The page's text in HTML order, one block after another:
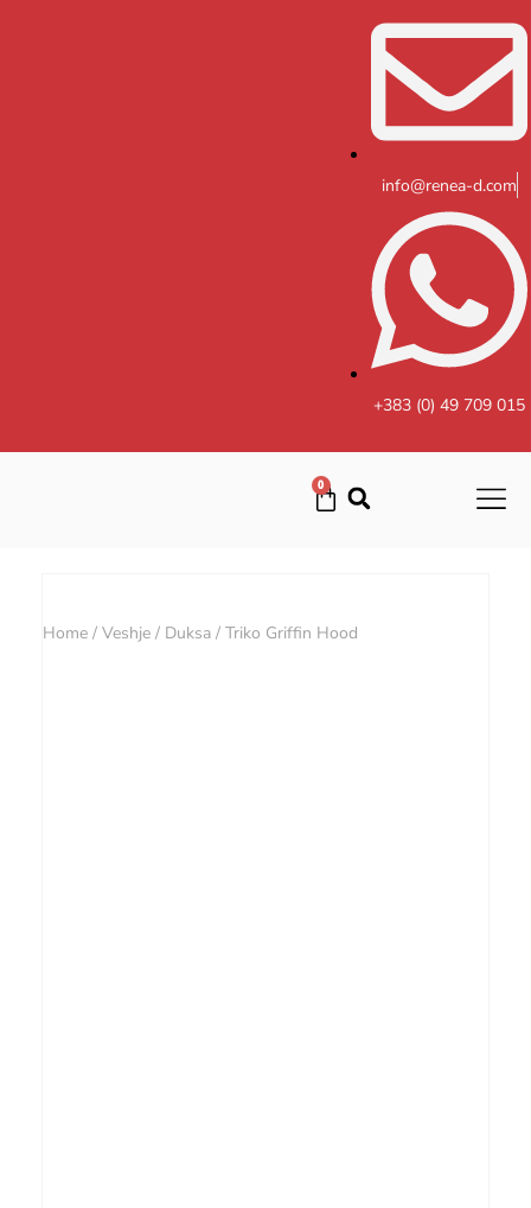
info@renea-d.com
+383 (0) 49 709 015
0
Cart
Home / Veshje / Duksa / Triko Griffin Hood